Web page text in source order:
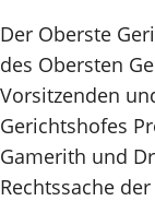
Der Oberste
des Obersten
Vorsitzenden
Gerichtshofes
Gamerith und
Rechtssache